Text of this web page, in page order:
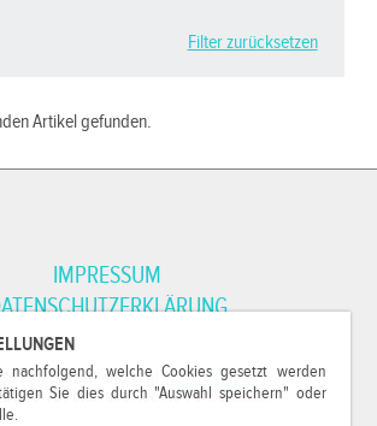
nachfolgend, welche Cookies gesetzt werden
Sie dies durch "Auswahl speichern" oder
Filter zurücksetzen
Artikel gefunden.
IMPRESSUM
inkl. MwSt. und zzgl.Versandkosten
79Pixel, alle Rechte vorbehalten.